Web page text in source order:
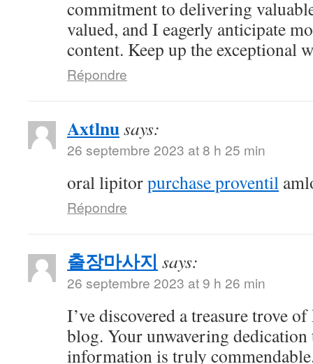
commitment to delivering
valued, and I eagerly anticipate
content. Keep up the exceptional
Répondre
Axtlnusays:
26 septembre 2023 at 8 h 25 min
oral lipitorpurchase proventil
Répondre
출장마사지 says:
26 septembre 2023 at 9 h 26 min
I’ve discovered a treasure trove
blog. Your unwavering
information is truly